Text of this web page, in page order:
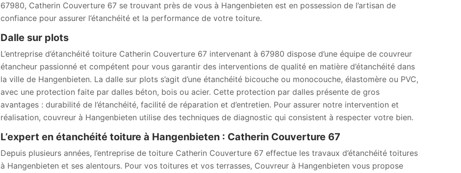
67980, Catherin Couverture 67 se trouvant près de vous à Hangenbieten est en possession de l’artisan de
confiance pour assurer l’étanchéité et la performance de votre toiture.
Dalle sur plots
L’entreprise d’étanchéité toiture Catherin Couverture 67 intervenant à 67980 dispose d’une équipe de couvreur
étancheur passionné et compétent pour vous garantir des interventions de qualité en matière d’étanchéité dans
la ville de Hangenbieten. La dalle sur plots s’agit d’une étanchéité bicouche ou monocouche, élastomère ou PVC,
avec une protection faite par dalles béton, bois ou acier. Cette protection par dalles présente de gros
avantages : durabilité de l’étanchéité, facilité de réparation et d’entretien. Pour assurer notre intervention et
réalisation, couvreur à Hangenbieten utilise des techniques de diagnostic qui consistent à respecter votre bien.
L’expert en étanchéité toiture à Hangenbieten : Catherin Couverture 67
Depuis plusieurs années, l’entreprise de toiture Catherin Couverture 67 effectue les travaux d’étanchéité toitures
à Hangenbieten et ses alentours. Pour vos toitures et vos terrasses, Couvreur à Hangenbieten vous propose